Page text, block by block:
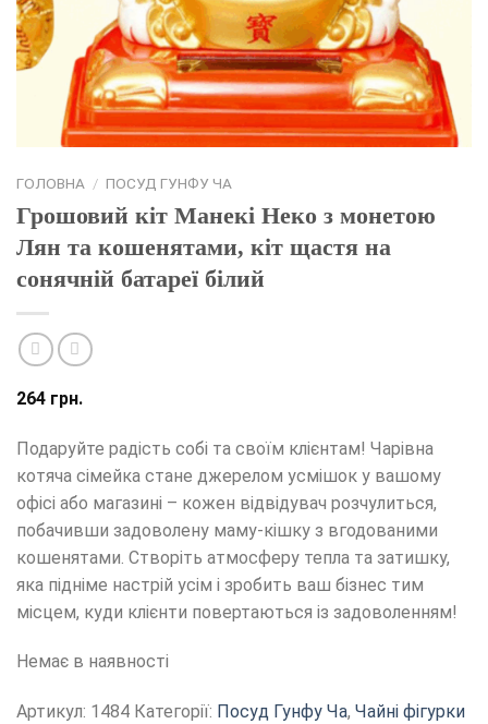
ГОЛОВНА / ПОСУД ГУНФУ ЧА
Грошовий кіт Манекі Неко з монетою
Лян та кошенятами, кіт щастя на
сонячній батареї білий
264 грн.
Подаруйте радість собі та своїм клієнтам! Чарівна
котяча сімейка стане джерелом усмішок у вашому
офісі або магазині – кожен відвідувач розчулиться,
побачивши задоволену маму-кішку з вгодованими
кошенятами. Створіть атмосферу тепла та затишку,
яка підніме настрій усім і зробить ваш бізнес тим
місцем, куди клієнти повертаються із задоволенням!
Немає в наявності
Артикул: 1484 Категорії: Посуд Гунфу Ча, Чайні фігурки